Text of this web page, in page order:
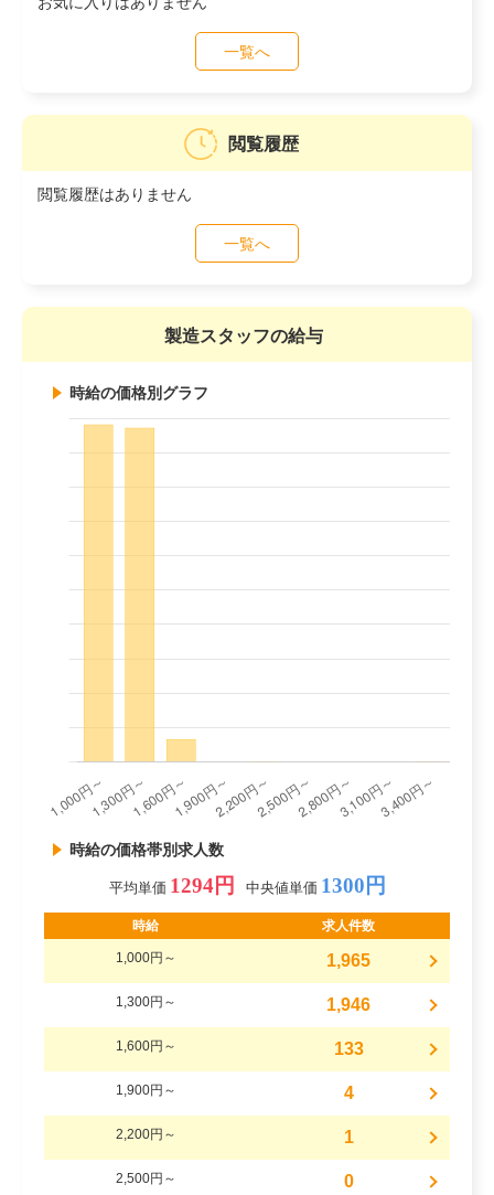
一覧へ
閲覧履歴
閲覧履歴はありません
一覧へ
製造スタッフの給与
時給の価格別グラフ
時給の価格帯別求人数
平均単価 1294円 中央値単価 1300円
時給 求人件数
1,000円～ 1,965
1,300円～ 1,946
1,600円～ 133
1,900円～ 4
2,200円～ 1
2,500円～ 0